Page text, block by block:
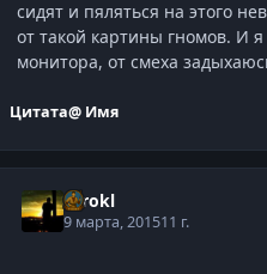
сидят и пяляться на этого
от такой картины гномов. И
монитора, от смеха
Цитата@ Имя
Tarokl
9 марта, 201511 г.